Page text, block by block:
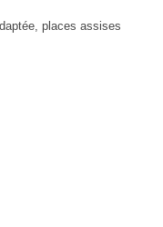
places assises